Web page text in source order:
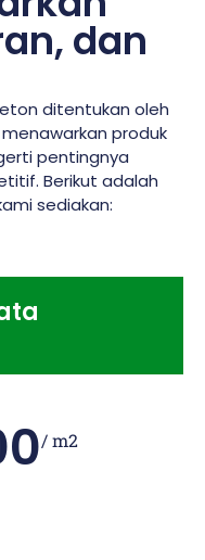
dan
ditentukan oleh
produk
pentingnya
Berikut adalah
sediakan:
/ m2